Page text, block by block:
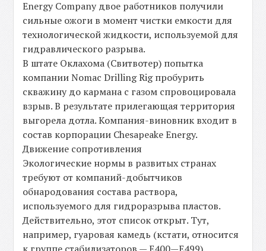
Energy Company двое работников получили
сильные ожоги в момент чистки емкости для
технологической жидкости, используемой для
гидравлического разрыва.
В штате Оклахома (Свитвотер) попытка
компании Nomac Drilling Rig пробурить
скважину до кармана с газом спровоцировала
взрыв. В результате прилегающая территория
выгорела дотла. Компания-виновник входит в
состав корпорации Chesapeake Energy.
Движение сопротивления
Экологические нормы в развитых странах
требуют от компаний-добытчиков
обнародования состава раствора,
используемого для гидроразрыва пластов.
Действительно, этот список открыт. Тут,
например, гуаровая камедь (кстати, относится